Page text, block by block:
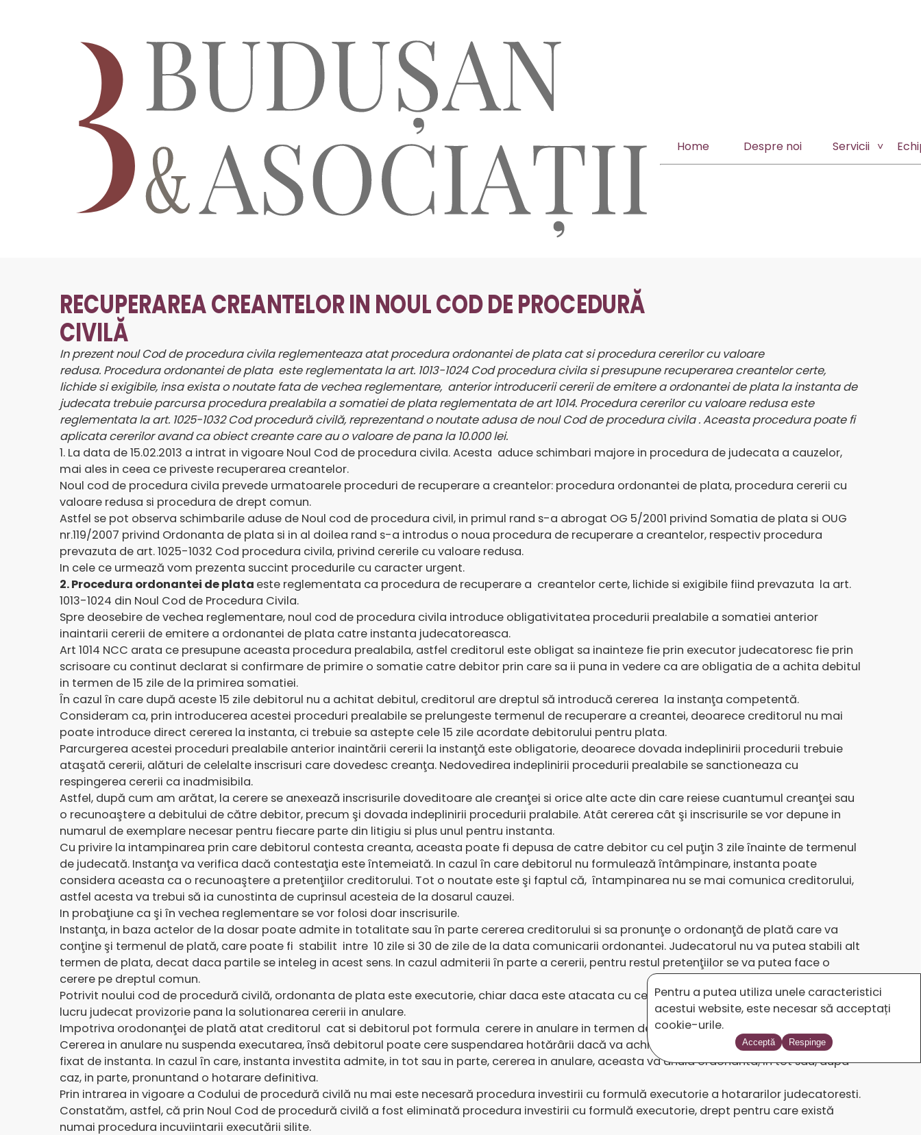
Home Despre noi Servicii
RECUPERAREA CREANTELOR IN NOUL COD DE PROCEDURĂ
CIVILĂ
In prezent noul Cod de procedura civila reglementeaza atat procedura ordonantei de plata cat si procedura cererilor cu valoare
redusa. Procedura ordonantei de plata este reglementata la art. 1013-1024 Cod procedura civila si presupune recuperarea creantelor certe,
lichide si exigibile, insa exista o noutate fata de vechea reglementare, anterior introducerii cererii de emitere a ordonantei de plata la instanta de
judecata trebuie parcursa procedura prealabila a somatiei de plata reglementata de art 1014. Procedura cererilor cu valoare redusa este
reglementata la art. 1025-1032 Cod procedură civilă, reprezentand o noutate adusa de noul Cod de procedura civila . Aceasta procedura poate fi
aplicata cererilor avand ca obiect creante care au o valoare de pana la 10.000 lei.
1. La data de 15.02.2013 a intrat in vigoare Noul Cod de procedura civila. Acesta aduce schimbari majore in procedura de judecata a cauzelor,
mai ales in ceea ce priveste recuperarea creantelor.
Noul cod de procedura civila prevede urmatoarele proceduri de recuperare a creantelor: procedura ordonantei de plata, procedura cererii cu
valoare redusa si procedura de drept comun.
Astfel se pot observa schimbarile aduse de Noul cod de procedura civil, in primul rand s-a abrogat OG 5/2001 privind Somatia de plata si OUG
nr.119/2007 privind Ordonanta de plata si in al doilea rand s-a introdus o noua procedura de recuperare a creantelor, respectiv procedura
prevazuta de art. 1025-1032 Cod procedura civila, privind cererile cu valoare redusa.
In cele ce urmează vom prezenta succint procedurile cu caracter urgent.
2. Procedura ordonantei de plata este reglementata ca procedura de recuperare a creantelor certe, lichide si exigibile fiind prevazuta la art.
1013-1024 din Noul Cod de Procedura Civila.
Spre deosebire de vechea reglementare, noul cod de procedura civila introduce obligativitatea procedurii prealabile a somatiei anterior
inaintarii cererii de emitere a ordonantei de plata catre instanta judecatoreasca.
Art 1014 NCC arata ce presupune aceasta procedura prealabila, astfel creditorul este obligat sa inainteze fie prin executor judecatoresc fie prin
scrisoare cu continut declarat si confirmare de primire o somatie catre debitor prin care sa ii puna in vedere ca are obligatia de a achita debitul
in termen de 15 zile de la primirea somatiei.
În cazul în care după aceste 15 zile debitorul nu a achitat debitul, creditorul are dreptul să introducă cererea la instanţa competentă.
Consideram ca, prin introducerea acestei proceduri prealabile se prelungeste termenul de recuperare a creantei, deoarece creditorul nu mai
poate introduce direct cererea la instanta, ci trebuie sa astepte cele 15 zile acordate debitorului pentru plata.
Parcurgerea acestei proceduri prealabile anterior inaintării cererii la instanţă este obligatorie, deoarece dovada indeplinirii procedurii trebuie
ataşată cererii, alături de celelalte inscrisuri care dovedesc creanţa. Nedovedirea indeplinirii procedurii prealabile se sanctioneaza cu
respingerea cererii ca inadmisibila.
Astfel, după cum am arătat, la cerere se anexează inscrisurile doveditoare ale creanţei si orice alte acte din care reiese cuantumul creanţei sau
o recunoaştere a debitului de către debitor, precum şi dovada indeplinirii procedurii pralabile. Atât cererea cât şi inscrisurile se vor depune in
numarul de exemplare necesar pentru fiecare parte din litigiu si plus unul pentru instanta.
Cu privire la intampinarea prin care debitorul contesta creanta, aceasta poate fi depusa de catre debitor cu cel puţin 3 zile înainte de termenul
de judecată. Instanţa va verifica dacă contestaţia este întemeiată. In cazul în care debitorul nu formulează întâmpinare, instanta poate
considera aceasta ca o recunoaştere a pretenţiilor creditorului. Tot o noutate este şi faptul că, întampinarea nu se mai comunica creditorului,
astfel acesta va trebui să ia cunostinta de cuprinsul acesteia de la dosarul cauzei.
In probaţiune ca şi în vechea reglementare se vor folosi doar inscrisurile.
Instanţa, in baza actelor de la dosar poate admite in totalitate sau în parte cererea creditorului si sa pronunţe o ordonanţă de plată care va
conţine şi termenul de plată, care poate fi stabilit intre 10 zile si 30 de zile de la data comunicarii ordonantei. Judecatorul nu va putea stabili alt
termen de plata, decat daca partile se inteleg in acest sens. In cazul admiterii în parte a cererii, pentru restul pretenţiilor se va putea face o
cerere pe dreptul comun.
Potrivit noului cod de procedură civilă, ordonanta de plata este executorie, chiar daca este atacata cu cerere in anulare si are autoritate de
lucru judecat provizorie pana la solutionarea cererii in anulare.
Impotriva orodonanţei de plată atat creditorul cat si debitorul pot formula cerere in anulare in termen de 10 zile de la comunicare.
Cererea in anulare nu suspenda executarea, însă debitorul poate cere suspendarea hotărârii dacă va achita cauţiune al carei cuantum va fi
fixat de instanta. In cazul în care, instanta investita admite, in tot sau in parte, cererea in anulare, aceasta va anula ordonanta, in tot sau, dupa
caz, in parte, pronuntand o hotarare definitiva.
Prin intrarea in vigoare a Codului de procedură civilă nu mai este necesară procedura investirii cu formulă executorie a hotararilor judecatoresti.
Constatăm, astfel, că prin Noul Cod de procedură civilă a fost eliminată procedura investirii cu formulă executorie, drept pentru care există
numai procedura incuviintarii executării silite.
Pentru a putea utiliza unele caracteristici
acestui website, este necesar să acceptați
cookie-urile.
Acceptă Respinge